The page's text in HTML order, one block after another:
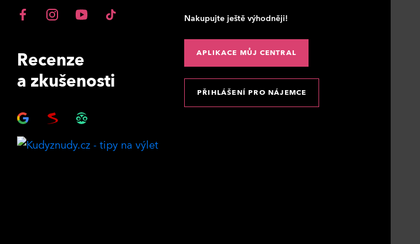
Recenze
a zkušenosti
Nakupujte ještě výhodněji!
APLIKACE MŮJ CENTRAL
PŘIHLÁŠENÍ PRO NÁJEMCE